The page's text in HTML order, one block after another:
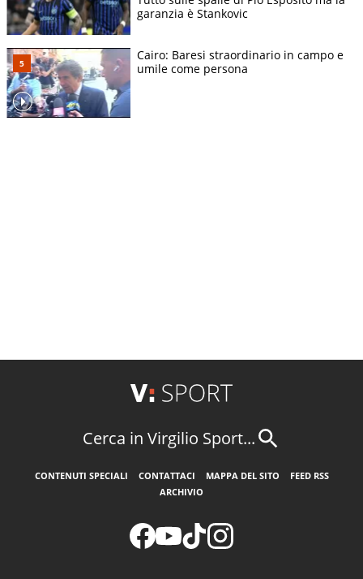
garanzia è Stankovic
Cairo: Baresi straordinario in campo e
umile come persona
Cerca in Virgilio Sport...
CONTENUTI SPECIALI CONTATTACI MAPPA DEL SITO
FEED RSS
ARCHIVIO